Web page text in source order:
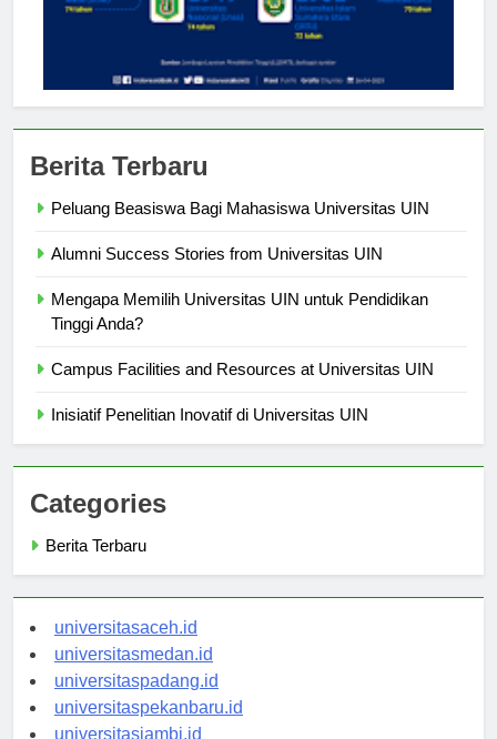
Mengapa Memilih Universitas UIN untuk Pendidikan
Categories
universitasaceh.id
universitasmedan.id
universitaspadang.id
universitaspekanbaru.id